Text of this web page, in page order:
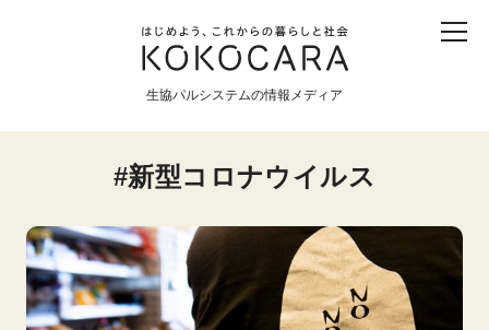
生協パルシステムの情報メディア
産直 食育 食べる 震災
暮らしと社会
環境と平和
新型コロナウイルス